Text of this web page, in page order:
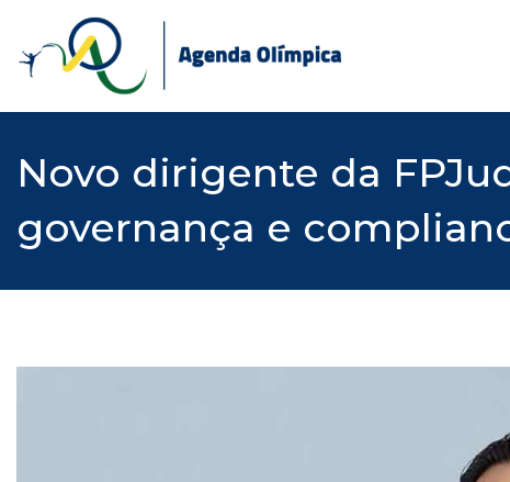
content
Novo dirigente da
governança e